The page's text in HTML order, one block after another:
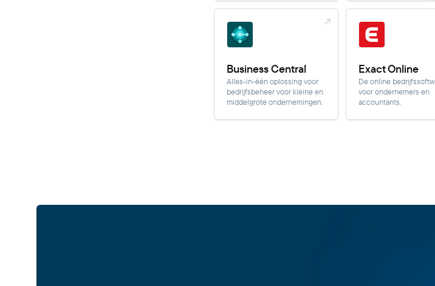
Business Central
Alles-in-één oplossing voor
bedrijfsbeheer voor kleine en
middelgrote ondernemingen.
Exact Online
De online
voor ondernemers en
accountants.